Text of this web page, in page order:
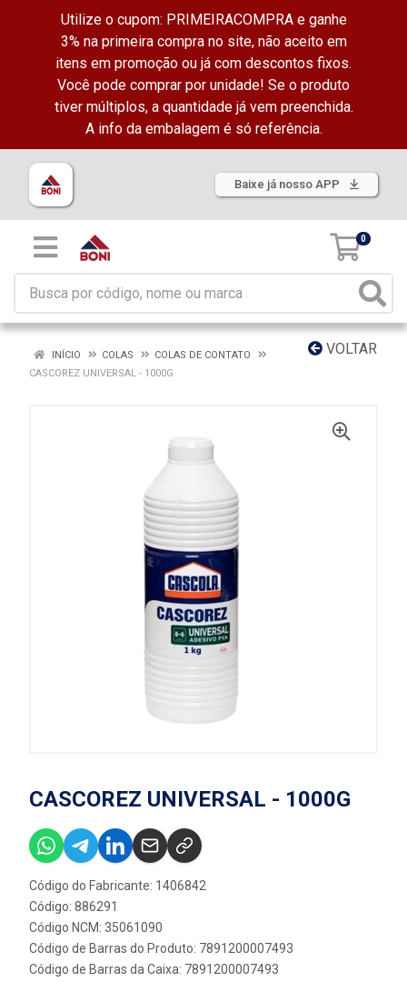
Utilize o cupom: PRIMEIRACOMPRA e ganhe
3% na primeira compra no site, não aceito em
itens em promoção ou já com descontos fixos.
Você pode comprar por unidade! Se o produto
tiver múltiplos, a quantidade já vem preenchida.
A info da embalagem é só referência.
Baixe já nosso APP
0
VOLTAR
INÍCIO COLAS
COLAS DE CONTATO
CASCOREZ UNIVERSAL - 1000G
CASCOREZ UNIVERSAL - 1000G
Código do Fabricante: 1406842
Código: 886291
Código NCM: 35061090
Código de Barras do Produto: 7891200007493
Código de Barras da Caixa: 7891200007493